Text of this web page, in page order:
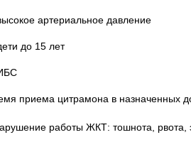
артериальное давление
до 15 лет
приема цитрамона в назначенных
работы ЖКТ: тошнота, рвота,